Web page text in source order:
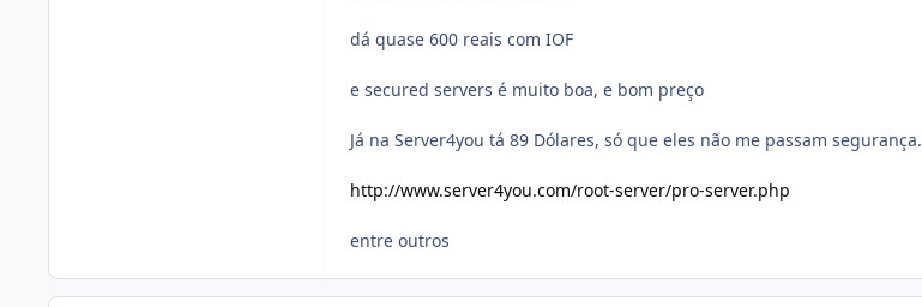
dá quase 600 reais com IOF
e secured servers é muito boa, e bom preço
Já na Server4you tá 89 Dólares, só que eles não me passam segurança.
http://www.server4you.com/root-server/pro-server.php
entre outros